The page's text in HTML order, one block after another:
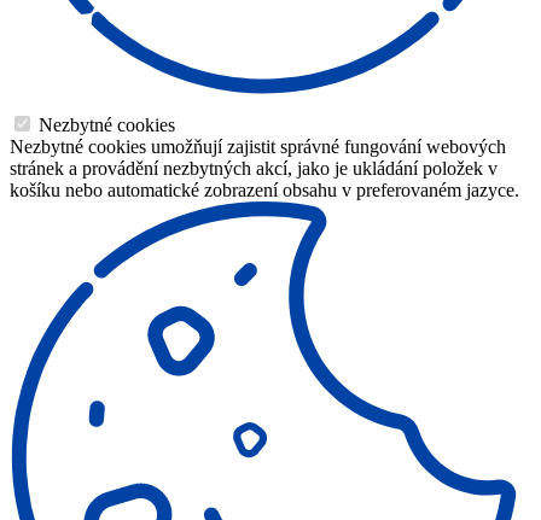
Nezbytné cookies
Nezbytné cookies umožňují zajistit správné fungování webových
stránek a provádění nezbytných akcí, jako je ukládání položek v
košíku nebo automatické zobrazení obsahu v preferovaném jazyce.